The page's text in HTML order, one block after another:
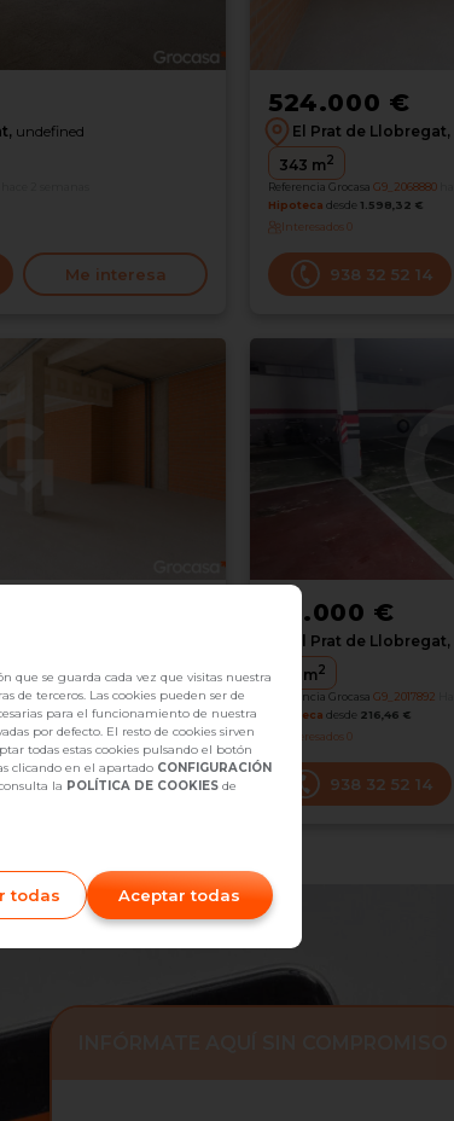
undefined
Me interesa
524.000 €
El Prat de Llobregat,
343 m2
Referencia Grocasa G9_2068880
Hipoteca desde 1.598,32 €
Interesados0
938 32 52 14
hace 2 semanas
Me interesa
69.000 €
El Prat de Llobregat,
m2
Referencia Grocasa G9_2017892
Hipoteca desde 216,46 €
Interesados0
938 32 52 14
que se guarda cada vez que visitas nuestra
de terceros. Las cookies pueden ser de
para el funcionamiento de nuestra
por defecto. El resto de cookies sirven
todas estas cookies pulsando el botón
clicando en el apartado CONFIGURACIÓN
la POLÍTICA DE COOKIES de
todas Aceptar todas